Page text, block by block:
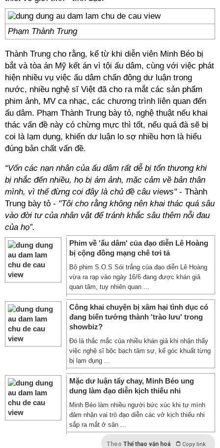
Phạm Thành Trung
Thành Trung cho rằng, kể từ khi diễn viên Minh Béo bị
bắt và tòa án Mỹ kết án vì tội ấu dâm, cùng với việc phát
hiện nhiều vụ việc ấu dâm chấn động dư luận trong
nước, nhiều nghệ sĩ Việt đã cho ra mắt các sản phẩm
phim ảnh, MV ca nhạc, các chương trình liên quan đến
ấu dâm. Phạm Thành Trung bày tỏ, nghệ thuật nếu khai
thác vấn đề này có chừng mực thì tốt, nếu quá đà sẽ bị
coi là lạm dụng, khiến dư luận lo sợ nhiều hơn là hiểu
đúng bản chất vấn đề.
“Vốn các nạn nhân của ấu dâm rất dễ bị tổn thương khi
bị nhắc đến nhiều, họ bị ám ảnh, mặc cảm về bản thân
mình, vì thế đừng coi đây là chủ đề câu views"- Thành
Trung bày tỏ - "Tôi cho rằng không nên khai thác quá sâu
vào đời tư của nhân vật để tránh khắc sâu thêm nỗi đau
của họ”.
Phim về 'ấu dâm' của đạo diễn Lê Hoàng
bị cộng đồng mạng chê tơi tả
Bộ phim S.O.S Sói trắng của đạo diễn Lê Hoàng
vừa ra rạp vào ngày 16/6 đang được khán giả
quan tâm, tuy nhiên quan ...
Công khai chuyện bị xâm hại tình dục có
đang biến tướng thành 'trào lưu' trong
showbiz?
Đó là thắc mắc của nhiều khán giả khi nhận thấy
việc nghệ sĩ bộc bạch tâm sự, kể góc khuất từng
bị lạm dụng ...
Mặc dư luận tẩy chay, Minh Béo ung
dung làm đạo diễn kịch thiếu nhi
Minh Béo làm nhiều người bức xúc khi tự mình
đảm nhận vai trò đạo diễn các vở kịch thiếu nhi
sắp ra mắt ở sân ...
Theo Thể thao văn hoá Copy link